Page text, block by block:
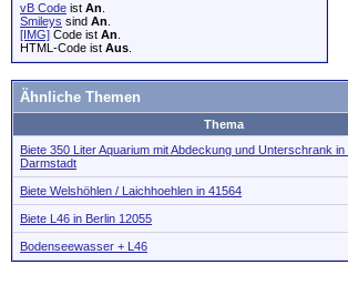
vB Code ist An
Smileys sind An
[IMG] Code ist An
HTML-Code ist Aus
Ähnliche Themen
Thema
Biete 350 Liter Aquarium mit Abdeckung und Unterschrank in
Darmstadt
Biete Welshöhlen / Laichhoehlen in 41564
Biete L46 in Berlin 12055
Bodenseewasser + L46